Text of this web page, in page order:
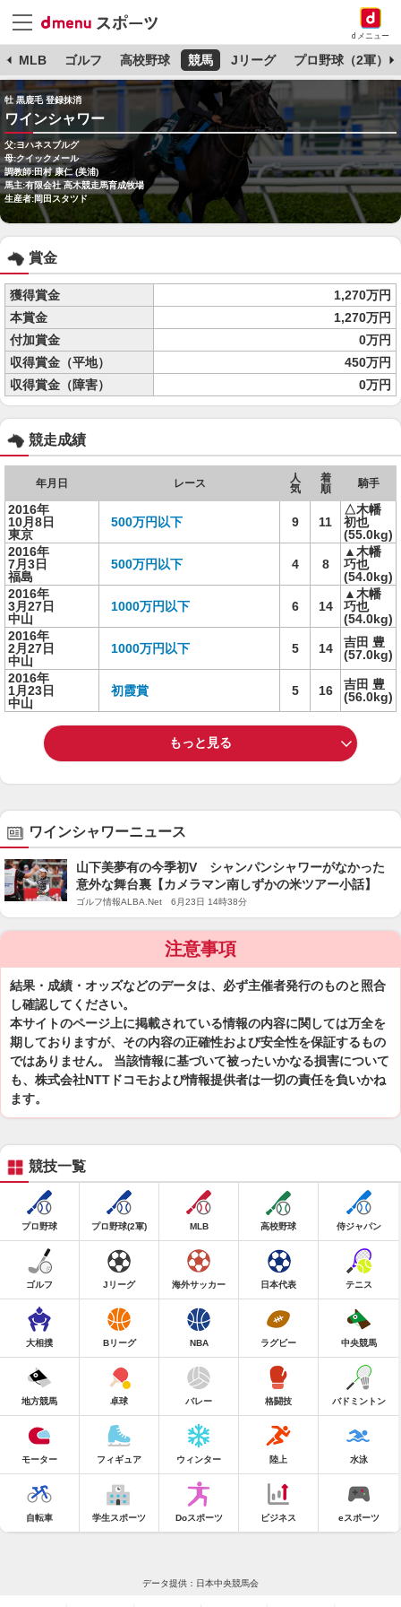
dメニュー
MLB ゴルフ 高校野球 競馬 Jリーグ プロ野球（2軍）
牡 黒鹿毛 登録抹消
ワインシャワー
父:ヨハネスブルグ
母:クイックメール
調教師:田村 康仁 (美浦)
馬主:有限会社 高木競走馬育成牧場
生産者:岡田スタツド
賞金
獲得賞金
1,270万円
本賞金
1,270万円
付加賞金
0万円
収得賞金（平地）
450万円
収得賞金（障害）
0万円
競走成績
年月日 レース
人
気
着
順
騎手
2016年
10月8日
東京
500万円以下 9 11
△木幡
初也
(55.0kg)
2016年
7月3日
福島
500万円以下 4 8
▲木幡
巧也
(54.0kg)
2016年
3月27日
中山
1000万円以下 6 14
▲木幡
巧也
(54.0kg)
2016年
2月27日
中山
1000万円以下 5 14
吉田 豊
(57.0kg)
2016年
1月23日
中山
初霞賞 5 16
吉田 豊
(56.0kg)
もっと見る
ワインシャワーニュース
山下美夢有の今季初V シャンパンシャワーがなかった
意外な舞台裏【カメラマン南しずかの米ツアー小話】
ゴルフ情報ALBA.Net 6月23日 14時38分
注意事項
結果・成績・オッズなどのデータは、必ず主催者発行のものと照合
し確認してください。
本サイトのページ上に掲載されている情報の内容に関しては万全を
期しておりますが、その内容の正確性および安全性を保証するもの
ではありません。 当該情報に基づいて被ったいかなる損害について
も、株式会社NTTドコモおよび情報提供者は一切の責任を負いかね
ます。
競技一覧
プロ野球 プロ野球(2軍) MLB 高校野球 侍ジャパン
ゴルフ Jリーグ 海外サッカー 日本代表 テニス
大相撲 Bリーグ NBA ラグビー 中央競馬
地方競馬 卓球 バレー 格闘技 バドミントン
モーター フィギュア ウィンター 陸上 水泳
自転車 学生スポーツ Doスポーツ ビジネス eスポーツ
データ提供：日本中央競馬会